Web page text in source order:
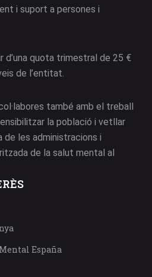
i suport a persones i
quota trimestral de 25 €
de l’entitat.
també amb el treball
la població i vetllar
de les administracions i
de la salut mental al
España